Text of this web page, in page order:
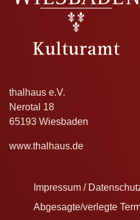
thalhaus e.V.
Nerotal 18
65193 Wiesbaden
www.thalhaus.de
Impressum /
Abgesagte/verlegte